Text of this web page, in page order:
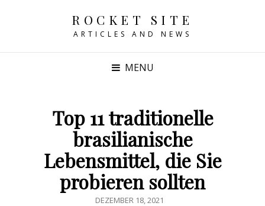
ROCKET SITE
ARTICLES AND NEWS
MENU
Top 11 traditionelle
brasilianische
Lebensmittel, die Sie
probieren sollten
POSTED
DEZEMBER 18, 2021